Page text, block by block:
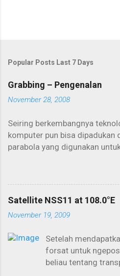
Popular Posts Last 7 Days
Grabbing – Pengenalan
November 28, 2008
Seiring berkembangnya
komputer pun bisa dipadukan
parabola yang digunakan
seringkali digunakan untuk
dalam kapasitas yang besar.
konvensional akan lebih
dikoneksikan lewat satelit.
menjadi primadona dalam
PC secara maksimal. Cukup
seperangkat PC dan dish
Satellite NSS11 at 108.0°E
November 19, 2009
Setelah
forsat untuk
beliau tentang